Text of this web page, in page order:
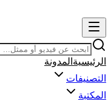
الرئيسية المدونة
التصنيفات
المكتبة